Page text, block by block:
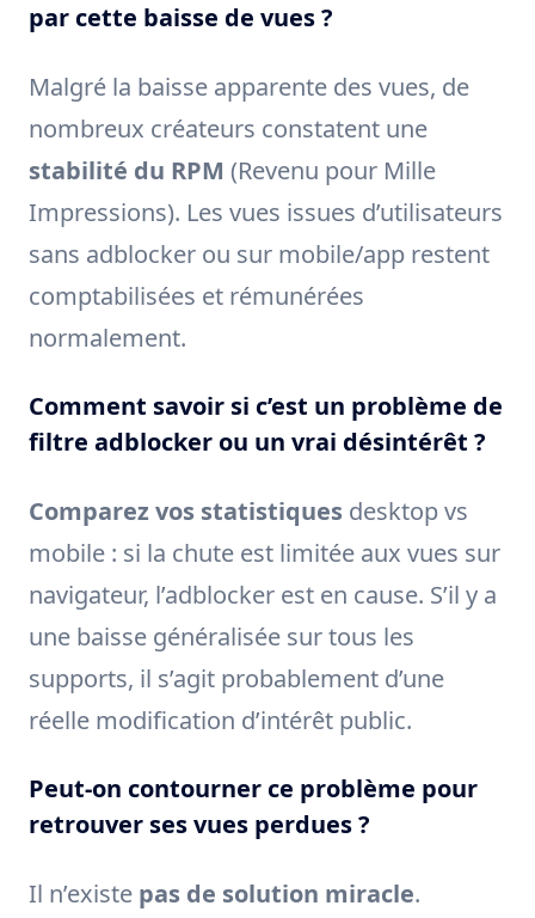
par cette baisse de vues ?
Malgré la baisse apparente des vues, de
nombreux créateurs constatent une
stabilité du RPM (Revenu pour Mille
Impressions). Les vues issues d’utilisateurs
sans adblocker ou sur mobile/app restent
comptabilisées et rémunérées
normalement.
Comment savoir si c’est un problème de
filtre adblocker ou un vrai désintérêt ?
Comparez vos statistiques desktop vs
mobile : si la chute est limitée aux vues sur
navigateur, l’adblocker est en cause. S’il y a
une baisse généralisée sur tous les
supports, il s’agit probablement d’une
réelle modification d’intérêt public.
Peut-on contourner ce problème pour
retrouver ses vues perdues ?
Il n’existe pas de solution miracle.